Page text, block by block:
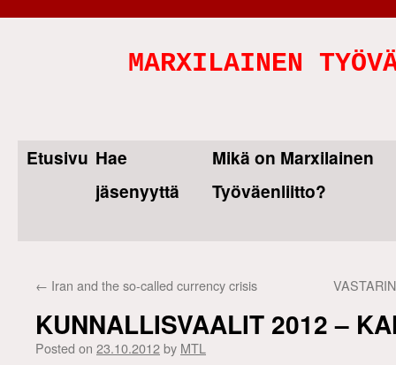
MARXILAINEN
Skip
Etusivu Hae
jäsenyyttä
Mikä on Marxilainen
Työväenliitto?
← Iran and the so-called currency crisis
KUNNALLISVAALIT 2012 –
Posted on 23.10.2012by MTL